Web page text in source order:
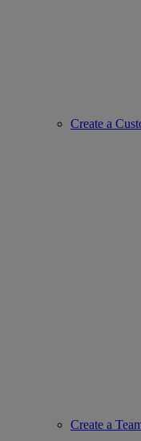
Create a
Create a